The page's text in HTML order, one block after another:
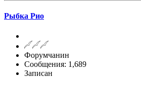
Рыбка Рио
Форумчанин
Сообщения: 1,689
Записан